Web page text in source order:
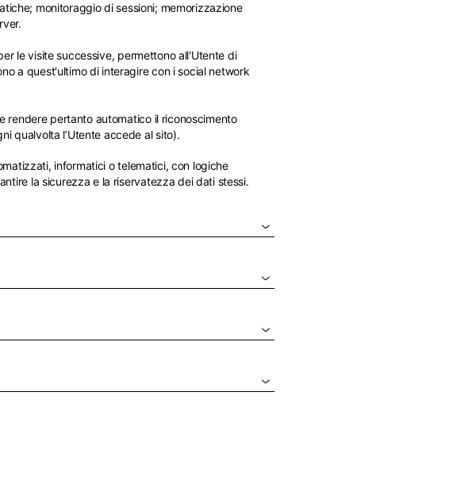
monitoraggio di sessioni; memorizzazione
le visite successive, permettono all'Utente di
a quest'ultimo di interagire con i social network
rendere pertanto automatico il riconoscimento
qualvolta l’Utente accede al sito).
informatici o telematici, con logiche
la sicurezza e la riservatezza dei dati stessi.
Tedesco
Spagna
USA
Inglese
Hongkong
Inglese
Kuwait
e seleziona una delle lingue